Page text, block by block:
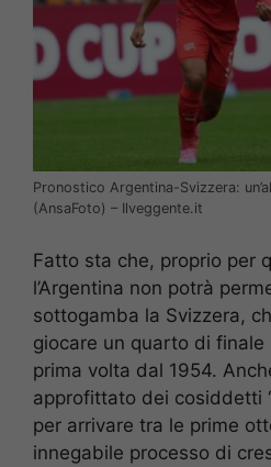
Pronostico Argentina-Svizzera:
(AnsaFoto) – Ilveggente.it
Fatto sta che, proprio per
l’Argentina non potrà
sottogamba la Svizzera,
giocare un quarto di finale
prima volta dal 1954.
approfittato dei cosiddetti
per arrivare tra le prime
innegabile processo di